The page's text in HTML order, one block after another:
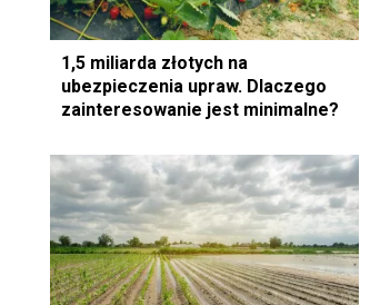
1,5 miliarda złotych na
ubezpieczenia upraw. Dlaczego
zainteresowanie jest minimalne?